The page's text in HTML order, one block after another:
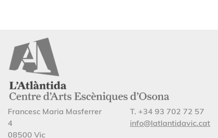
Francesc Maria Masferrer
4
08500 Vic
T. +34 93 702 72 57
info@latlantidavic.cat